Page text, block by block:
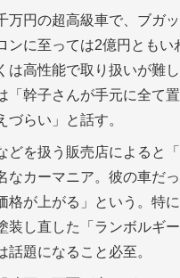
万円の超高級車で、ブガ
ンに至っては2億円ともい
は高性能で取り扱いが難
「幹子さんが手元に全て
づらい」と話す。
どを扱う販売店によると
なカーマニア。彼の車だ
格が上がる」という。特
装し直した「ランボルギー
話題になること必至。